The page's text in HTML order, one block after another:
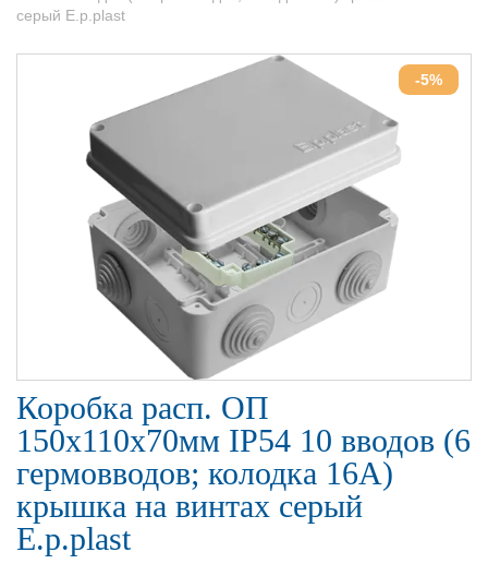
серый E.p.plast
-5%
Коробка расп. ОП
150х110х70мм IP54 10 вводов (6
гермовводов; колодка 16А)
крышка на винтах серый
E.p.plast